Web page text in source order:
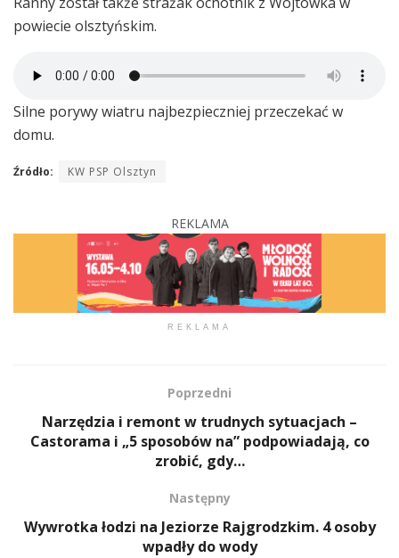
powiecie olsztyńskim.
Silne porywy wiatru najbezpieczniej przeczekać w
domu.
Źródło: KW PSP Olsztyn
REKLAMA
REKLAMA
Poprzedni
Narzędzia i remont w trudnych sytuacjach –
Castorama i „5 sposobów na” podpowiadają, co
zrobić, gdy…
Następny
Wywrotka łodzi na Jeziorze Rajgrodzkim. 4 osoby
wpadły do wody